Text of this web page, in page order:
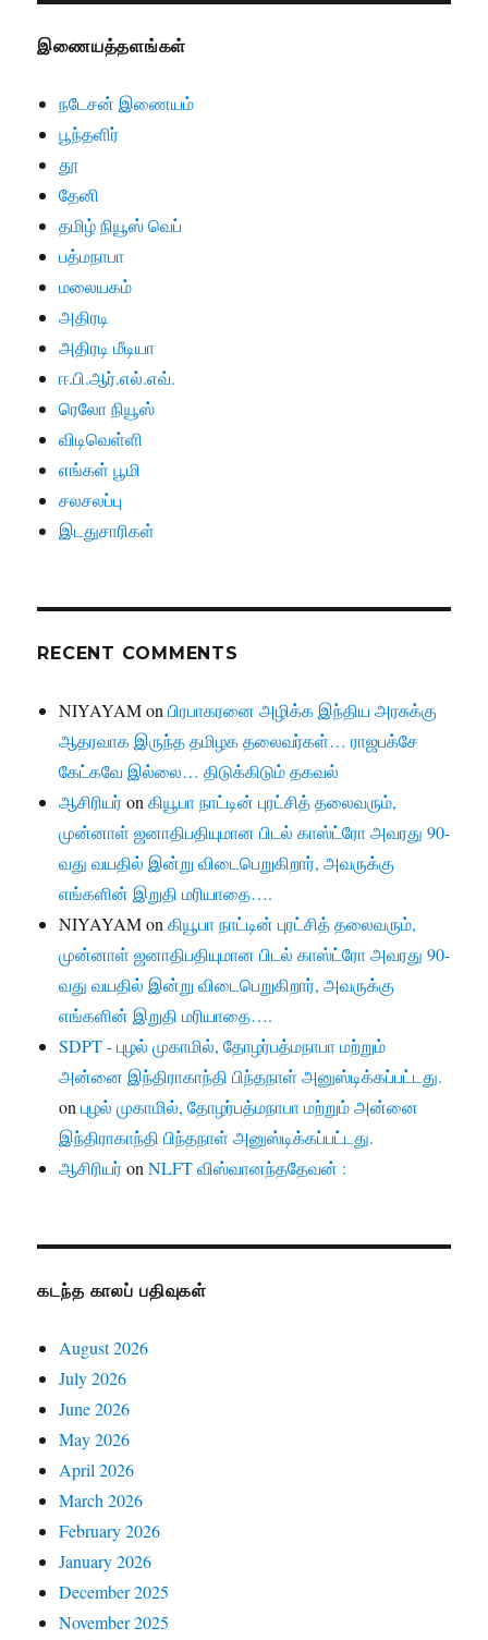
இணையத்தளங்கள்
நடேசன் இணையம்
பூந்தளிர்
தூ
தேனி
தமிழ் நியூஸ் வெப்
பத்மநாபா
மலையகம்
அதிரடி
அதிரடி மீடியா
ஈ.பி.ஆர்.எல்.எவ்.
ரெலோ நியூஸ்
விடிவெள்ளி
எங்கள் பூமி
சலசலப்பு
இடதுசாரிகள்
RECENT COMMENTS
NIYAYAMonபிரபாகரனை அழிக்க இந்திய அரசுக்கு
ஆதரவாக இருந்த தமிழக தலைவர்கள்… ராஜபக்சே
கேட்கவே இல்லை… திடுக்கிடும் தகவல்
ஆசிரியர்onகியூபா நாட்டின் புரட்சித் தலைவரும்,
முன்னாள் ஜனாதிபதியுமான பிடல் காஸ்ட்ரோ அவரது 90-
வது வயதில் இன்று விடைபெறுகிறார், அவருக்கு
எங்களின் இறுதி மரியாதை….
NIYAYAMonகியூபா நாட்டின் புரட்சித் தலைவரும்,
முன்னாள் ஜனாதிபதியுமான பிடல் காஸ்ட்ரோ அவரது 90-
வது வயதில் இன்று விடைபெறுகிறார், அவருக்கு
எங்களின் இறுதி மரியாதை….
SDPT - புழல் முகாமில், தோழர்பத்மநாபா மற்றும்
அன்னை இந்திராகாந்தி பிந்தநாள் அனுஸ்டிக்கப்பட்டது.
onபுழல் முகாமில், தோழர்பத்மநாபா மற்றும் அன்னை
இந்திராகாந்தி பிந்தநாள் அனுஸ்டிக்கப்பட்டது.
ஆசிரியர்onNLFT விஸ்வானந்ததேவன் :
கடந்த காலப் பதிவுகள்
August 2026
July 2026
June 2026
May 2026
April 2026
March 2026
February 2026
January 2026
December 2025
November 2025